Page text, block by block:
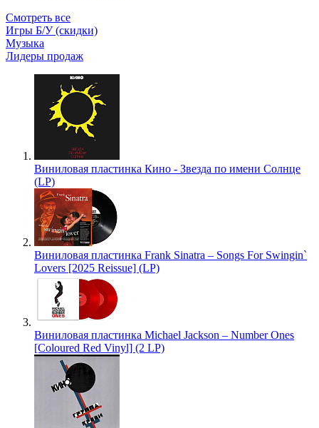
Смотреть все
Игры Б/У (скидки)
Музыка
Лидеры продаж
Виниловая пластинка Кино - Звезда по имени Солнце
(LP)
Виниловая пластинка Frank Sinatra – Songs For Swingin`
Lovers [2025 Reissue] (LP)
Виниловая пластинка Michael Jackson – Number Ones
[Coloured Red Vinyl] (2 LP)